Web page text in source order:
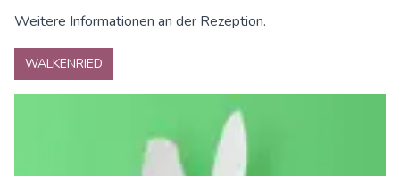
Weitere Informationen an der Rezeption.
WALKENRIED